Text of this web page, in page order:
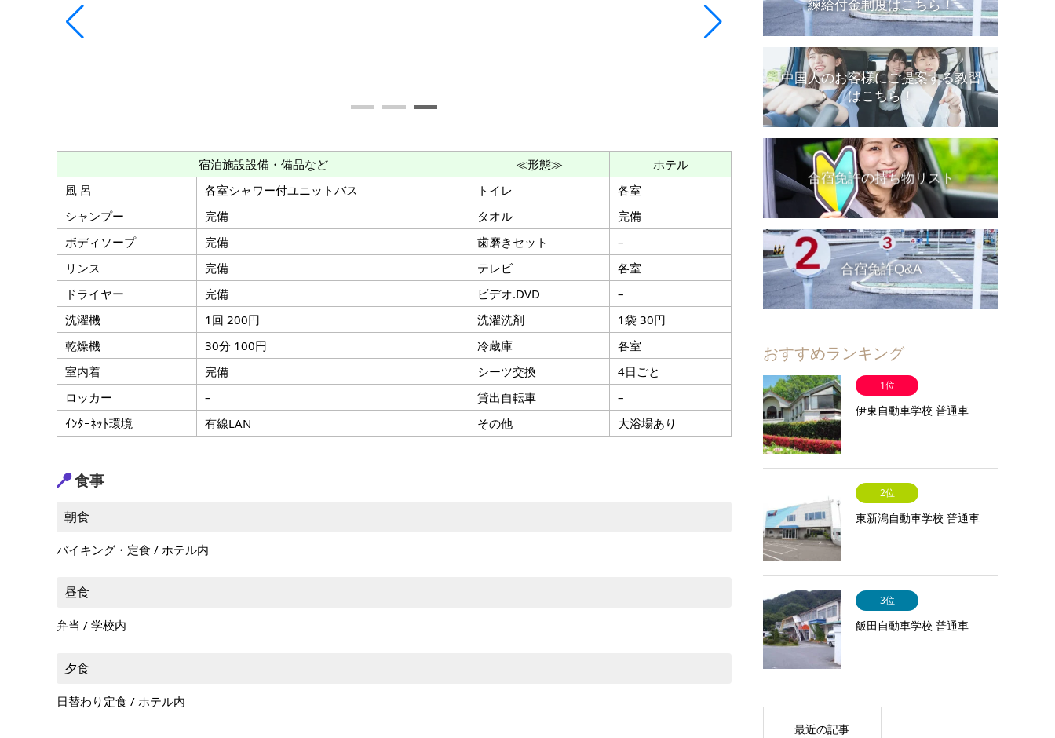
宿泊施設設備・備品など ≪形態≫
ホテル
風 呂
各室シャワー付ユニットバス トイレ
各室
シャンプー
完備 タオル
完備
ボディソープ
完備 歯磨きセット
–
リンス
完備 テレビ
各室
ドライヤー
完備 ビデオ.DVD
–
洗濯機
1回 200円 洗濯洗剤
1袋 30円
乾燥機
30分 100円 冷蔵庫
各室
室内着
完備 シーツ交換
4日ごと
ロッカー
– 貸出自転車
–
ｲﾝﾀｰﾈｯﾄ環境
有線LAN その他 大浴場あり
食事
朝食
バイキング・定食 / ホテル内
昼食
弁当 / 学校内
夕食
日替わり定食 / ホテル内
練給付金制度はこちら！
中国人のお客様にご提案する教習
はこちら！
合宿免許の持ち物リスト
合宿免許Q&A
おすすめランキング
1位
伊東自動車学校 普通車
2位
東新潟自動車学校 普通車
3位
飯田自動車学校 普通車
最近の記事